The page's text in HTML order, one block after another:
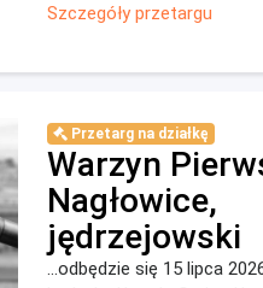
Szczegóły przetargu
Przetarg na działkę
Warzyn
Nagłowice,
jędrzejowski
...odbędzie się 15 lipca